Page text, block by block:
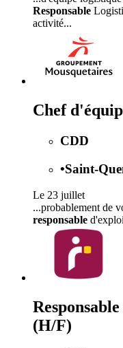
Responsable
activité...
Chef
CDD
•Saint-
Le 23 juillet
...probablement de
responsable
(H/F)